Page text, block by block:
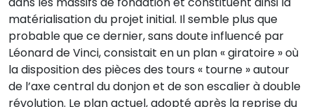
matérialisation du projet initial. Il semble plus que
probable que ce dernier, sans doute influencé par
Léonard de Vinci, consistait en un plan « giratoire » où
la disposition des pièces des tours « tourne » autour
de l’axe central du donjon et de son escalier à double
révolution. Le plan actuel, adopté après la reprise du